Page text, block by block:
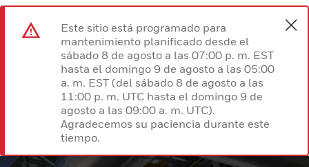
Este sitio está programado para
mantenimiento planificado desde el
sábado 8 de agosto a las 07:00 p. m. EST
hasta el domingo 9 de agosto a las 05:00
a. m. EST (del sábado 8 de agosto a las
11:00 p. m. UTC hasta el domingo 9 de
agosto a las 09:00 a. m. UTC).
Agradecemos su paciencia durante este
tiempo.